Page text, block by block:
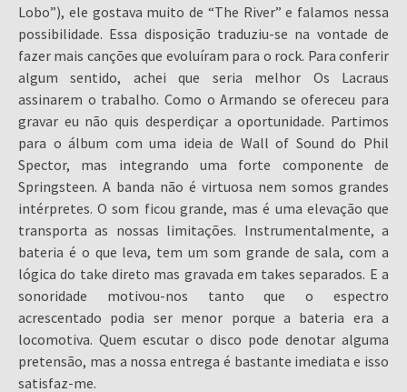
Lobo”), ele gostava muito de “The River” e falamos nessa
possibilidade. Essa disposição traduziu-se na vontade de
fazer mais canções que evoluíram para o rock. Para conferir
algum sentido, achei que seria melhor Os Lacraus
assinarem o trabalho. Como o Armando se ofereceu para
gravar eu não quis desperdiçar a oportunidade. Partimos
para o álbum com uma ideia de Wall of Sound do Phil
Spector, mas integrando uma forte componente de
Springsteen. A banda não é virtuosa nem somos grandes
intérpretes. O som ficou grande, mas é uma elevação que
transporta as nossas limitações. Instrumentalmente, a
bateria é o que leva, tem um som grande de sala, com a
lógica do take direto mas gravada em takes separados. E a
sonoridade motivou-nos tanto que o espectro
acrescentado podia ser menor porque a bateria era a
locomotiva. Quem escutar o disco pode denotar alguma
pretensão, mas a nossa entrega é bastante imediata e isso
satisfaz-me.